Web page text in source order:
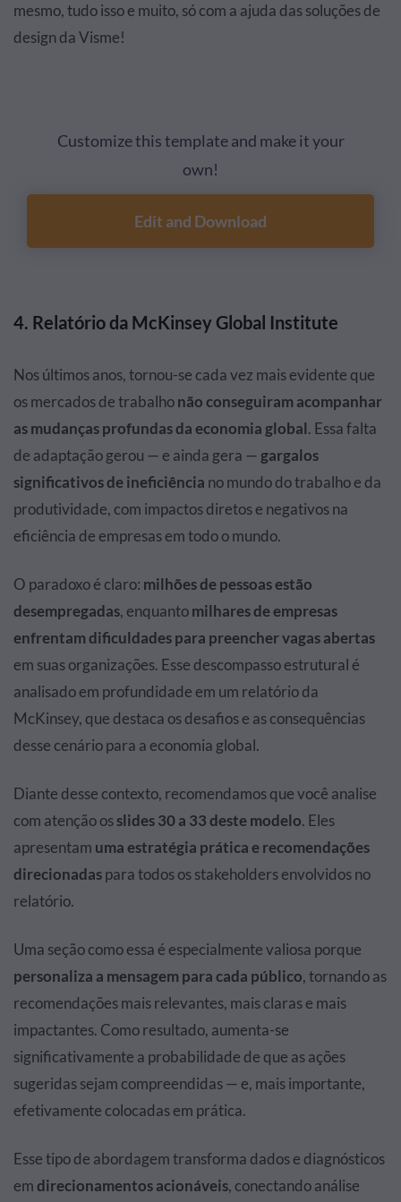
mesmo, tudo isso e muito, só com a ajuda das soluções de
design da Visme!
Customize this template and make it your
own!
Edit and Download
4. Relatório da McKinsey Global Institute
Nos últimos anos, tornou-se cada vez mais evidente que
os mercados de trabalhonão conseguiram acompanhar
as mudanças profundas da economia global. Essa falta
de adaptação gerou — e ainda gera — gargalos
significativos de ineficiência no mundo do trabalho e da
produtividade, com impactos diretos e negativos na
eficiência de empresas em todo o mundo.
O paradoxo é claro: milhões de pessoas estão
desempregadas, enquantomilhares de empresas
enfrentam dificuldades para preencher vagas abertas
em suas organizações. Esse descompasso estrutural é
analisado em profundidade em um relatório da
McKinsey, que destaca os desafios e as consequências
desse cenário para a economia global.
Diante desse contexto, recomendamos que você analise
com atenção osslides 30 a 33 deste modelo. Eles
apresentam uma estratégia prática e recomendações
direcionadaspara todos os stakeholders envolvidos no
relatório.
Uma seção como essa é especialmente valiosa porque
personaliza a mensagem para cada público, tornando as
recomendações mais relevantes, mais claras e mais
impactantes. Como resultado, aumenta-se
significativamente a probabilidade de que as ações
sugeridas sejam compreendidas — e, mais importante,
efetivamente colocadas em prática.
Esse tipo de abordagem transforma dados e diagnósticos
emdirecionamentos acionáveis, conectando análise